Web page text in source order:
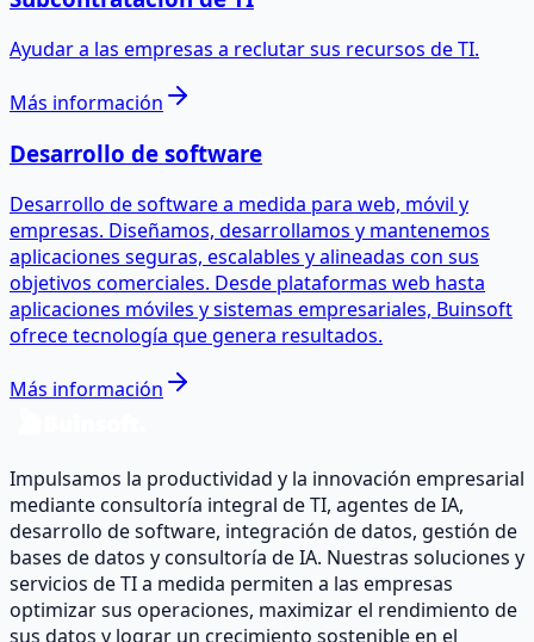
Ayudar a las empresas a reclutar sus recursos de TI.
Más información
Desarrollo de software
Desarrollo de software a medida para web, móvil y
empresas. Diseñamos, desarrollamos y mantenemos
aplicaciones seguras, escalables y alineadas con sus
objetivos comerciales. Desde plataformas web hasta
aplicaciones móviles y sistemas empresariales, Buinsoft
ofrece tecnología que genera resultados.
Más información
Impulsamos la productividad y la innovación empresarial
mediante consultoría integral de TI, agentes de IA,
desarrollo de software, integración de datos, gestión de
bases de datos y consultoría de IA. Nuestras soluciones y
servicios de TI a medida permiten a las empresas
optimizar sus operaciones, maximizar el rendimiento de
sus datos y lograr un crecimiento sostenible en el